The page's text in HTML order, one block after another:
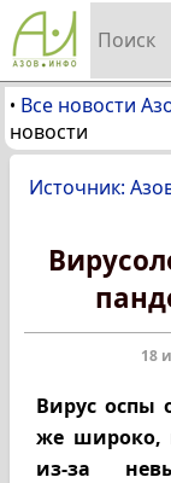
Поиск
• Все новости
новости
Источник:
18
Вирус оспы
же широко,
из-за